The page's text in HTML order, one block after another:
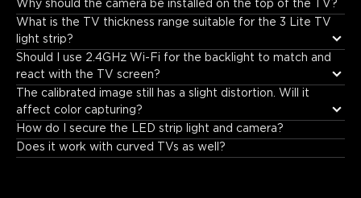
Why should the camera be installed on the top of the TV?
To prevent ceiling light from being reflected on the TV screen,
which affects the color-picking results and obtaining a better
viewing experience.
What is the TV thickness range suitable for the 3 Lite TV
light strip?
Should I use 2.4GHz Wi-Fi for the backlight to match and
react with the TV screen?
The calibrated image still has a slight distortion. Will it
affect color capturing?
How do I secure the LED strip light and camera?
Does it work with curved TVs as well?